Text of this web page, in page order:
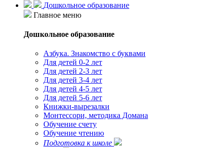
Дошкольное образование
Главное меню
Дошкольное образование
Азбука. Знакомство с буквами
Для детей 0-2 лет
Для детей 2-3 лет
Для детей 3-4 лет
Для детей 4-5 лет
Для детей 5-6 лет
Книжки-вырезалки
Монтессори, методика Домана
Обучение счету
Обучение чтению
Подготовка к школе